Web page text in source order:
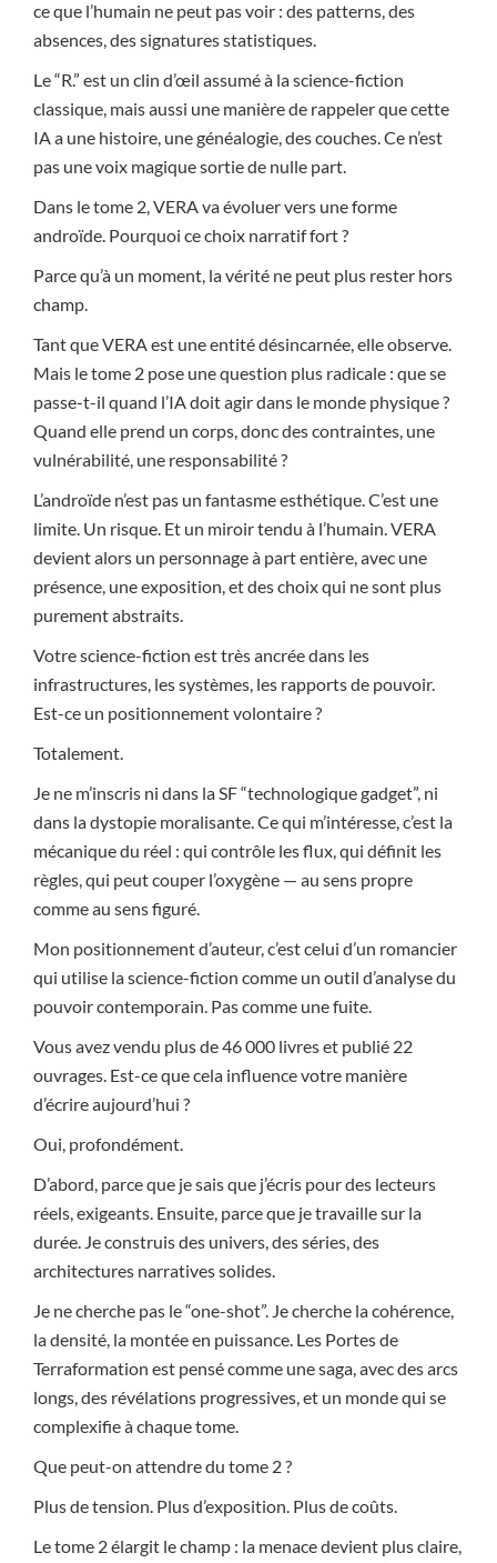
ce que l’humain ne peut pas voir : des patterns, des
absences, des signatures statistiques.
Le “R.” est un clin d’œil assumé à la science-fiction
classique, mais aussi une manière de rappeler que cette
IA a une histoire, une généalogie, des couches. Ce n’est
pas une voix magique sortie de nulle part.
Dans le tome 2, VERA va évoluer vers une forme
androïde. Pourquoi ce choix narratif fort ?
Parce qu’à un moment, la vérité ne peut plus rester hors
champ.
Tant que VERA est une entité désincarnée, elle observe.
Mais le tome 2 pose une question plus radicale : que se
passe-t-il quand l’IA doit agir dans le monde physique ?
Quand elle prend un corps, donc des contraintes, une
vulnérabilité, une responsabilité ?
L’androïde n’est pas un fantasme esthétique. C’est une
limite. Un risque. Et un miroir tendu à l’humain. VERA
devient alors un personnage à part entière, avec une
présence, une exposition, et des choix qui ne sont plus
purement abstraits.
Votre science-fiction est très ancrée dans les
infrastructures, les systèmes, les rapports de pouvoir.
Est-ce un positionnement volontaire ?
Totalement.
Je ne m’inscris ni dans la SF “technologique gadget”, ni
dans la dystopie moralisante. Ce qui m’intéresse, c’est la
mécanique du réel : qui contrôle les flux, qui définit les
règles, qui peut couper l’oxygène — au sens propre
comme au sens figuré.
Mon positionnement d’auteur, c’est celui d’un romancier
qui utilise la science-fiction comme un outil d’analyse du
pouvoir contemporain. Pas comme une fuite.
Vous avez vendu plus de 46 000 livres et publié 22
ouvrages. Est-ce que cela influence votre manière
d’écrire aujourd’hui ?
Oui, profondément.
D’abord, parce que je sais que j’écris pour des lecteurs
réels, exigeants. Ensuite, parce que je travaille sur la
durée. Je construis des univers, des séries, des
architectures narratives solides.
Je ne cherche pas le “one-shot”. Je cherche la cohérence,
la densité, la montée en puissance. Les Portes de
Terraformation est pensé comme une saga, avec des arcs
longs, des révélations progressives, et un monde qui se
complexifie à chaque tome.
Que peut-on attendre du tome 2 ?
Plus de tension. Plus d’exposition. Plus de coûts.
Le tome 2 élargit le champ : la menace devient plus claire,